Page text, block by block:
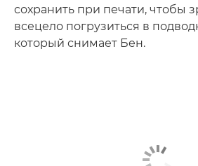
сохранить при печати, чтобы
всецело погрузиться в
который снимает Бен.